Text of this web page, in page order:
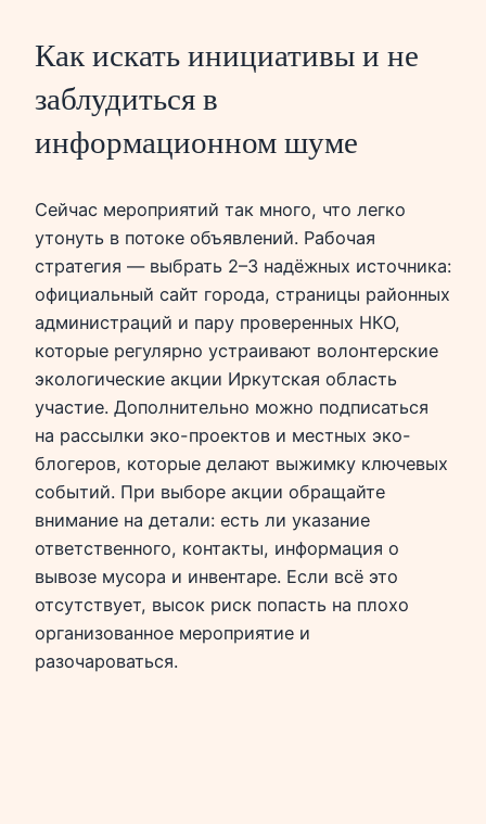
Как искать инициативы и не
заблудиться в
информационном шуме
Сейчас мероприятий так много, что легко
утонуть в потоке объявлений. Рабочая
стратегия — выбрать 2–3 надёжных источника:
официальный сайт города, страницы районных
администраций и пару проверенных НКО,
которые регулярно устраивают волонтерские
экологические акции Иркутская область
участие. Дополнительно можно подписаться
на рассылки эко-проектов и местных эко-
блогеров, которые делают выжимку ключевых
событий. При выборе акции обращайте
внимание на детали: есть ли указание
ответственного, контакты, информация о
вывозе мусора и инвентаре. Если всё это
отсутствует, высок риск попасть на плохо
организованное мероприятие и
разочароваться.